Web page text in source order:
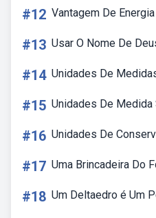
#12 Vantagem De
#13 Usar O Nome De
#14 Unidades De
#15 Unidades De Medida
#16 Unidades De
#17 Uma Brincadeira Do
#18 Um Deltaedro é Um